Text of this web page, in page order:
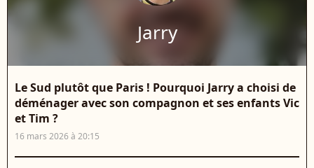
Jarry
Le Sud plutôt que Paris ! Pourquoi Jarry a choisi de
déménager avec son compagnon et ses enfants Vic
et Tim ?
16 mars 2026 à 20:15